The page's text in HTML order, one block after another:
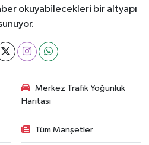
okuyabilecekleri bir altyapı
Merkez Trafik Yoğunluk
Haritası
Tüm Manşetler